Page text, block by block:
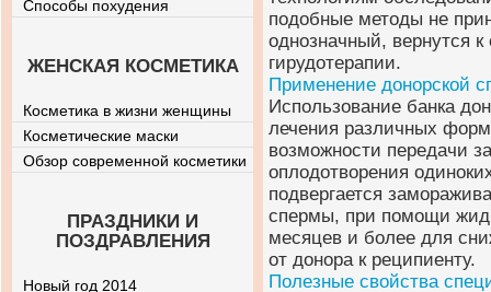
подобные методы не
однозначный, вернутся
гирудотерапии.
Применение донорской
Использование банка
лечения различных
возможности передачи
оплодотворения
подвергается
спермы, при помощи
месяцев и более для
от донора к реципиенту.
Полезные свойства
Способы похудения
ЖЕНСКАЯ КОСМЕТИКА
Косметика в жизни женщины
Косметические маски
Обзор современной косметики
ПРАЗДНИКИ И
ПОЗДРАВЛЕНИЯ
Новый год 2014